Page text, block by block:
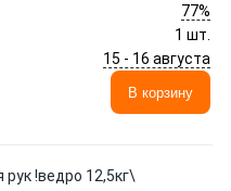
77%
1 шт.
15 - 16 августа
В корзину
!ведро 12,5кг\